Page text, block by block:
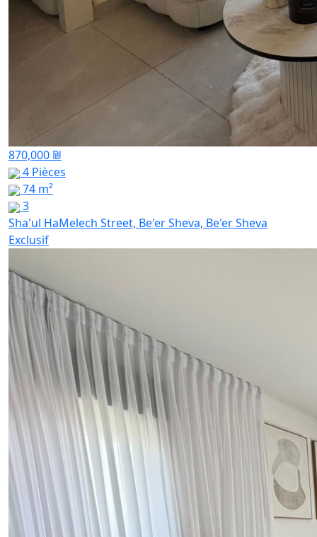
870,000 ₪
4 Pièces
74 m²
3
Sha'ul HaMelech Street, Be'er Sheva, Be'er Sheva
Exclusif